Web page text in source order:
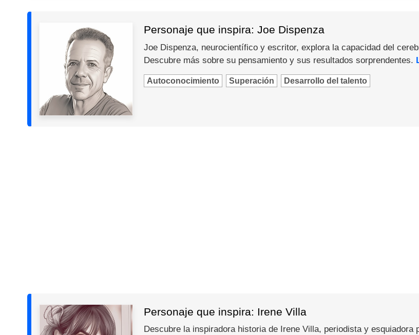
Personaje que inspira: Joe Dispenza
Joe Dispenza, neurocientífico y escritor, explora la capacidad del
Descubre más sobre su pensamiento y sus resultados sorprendentes.
Autoconocimiento Superación Desarrollo del talento
Personaje que inspira: Irene Villa
Descubre la inspiradora historia de Irene Villa, periodista y